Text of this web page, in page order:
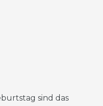
sind das